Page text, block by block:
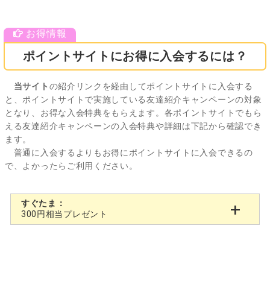
ポイントサイトにお得に入会するには？
当サイト の紹介リンクを経由してポイントサイトに入会する
と、ポイントサイトで実施している友達紹介キャンペーンの対象
となり、お得な入会特典をもらえます。各ポイントサイトでもら
える友達紹介キャンペーンの入会特典や詳細は下記から確認でき
ます。
普通に入会するよりもお得にポイントサイトに入会できるの
で、よかったらご利用ください。
すぐたま：
300円相当プレゼント